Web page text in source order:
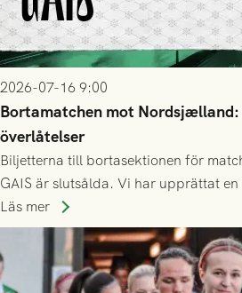
2026-07-16 9:00
Bortamatchen mot Nordsjælland:
överlåtelser
Biljetterna till bortasektionen för
GAIS är slutsålda. Vi har upprättat
ännu inte har någon biljett kan
inte själv överlåta din biljett till någon
Läs mer